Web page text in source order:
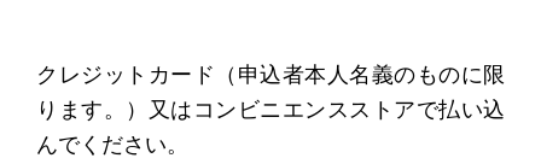
クレジットカード（申込者本人名義のものに限
ります。）又はコンビニエンスストアで払い込
んでください。